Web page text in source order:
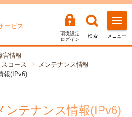
ービス
環境設定
ログイン
検索 メニュー
害情報
コース
メンテナンス情報
報(IPv6)
ンテナンス情報(IPv6)